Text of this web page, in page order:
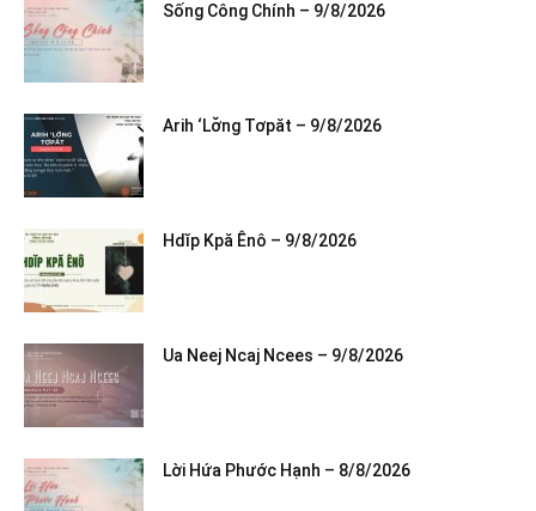
Sống Công Chính – 9/8/2026
Arih ‘Lơ̆ng Tơpăt – 9/8/2026
Hdĭp Kpă Ênô – 9/8/2026
Ua Neej Ncaj Ncees – 9/8/2026
Lời Hứa Phước Hạnh – 8/8/2026